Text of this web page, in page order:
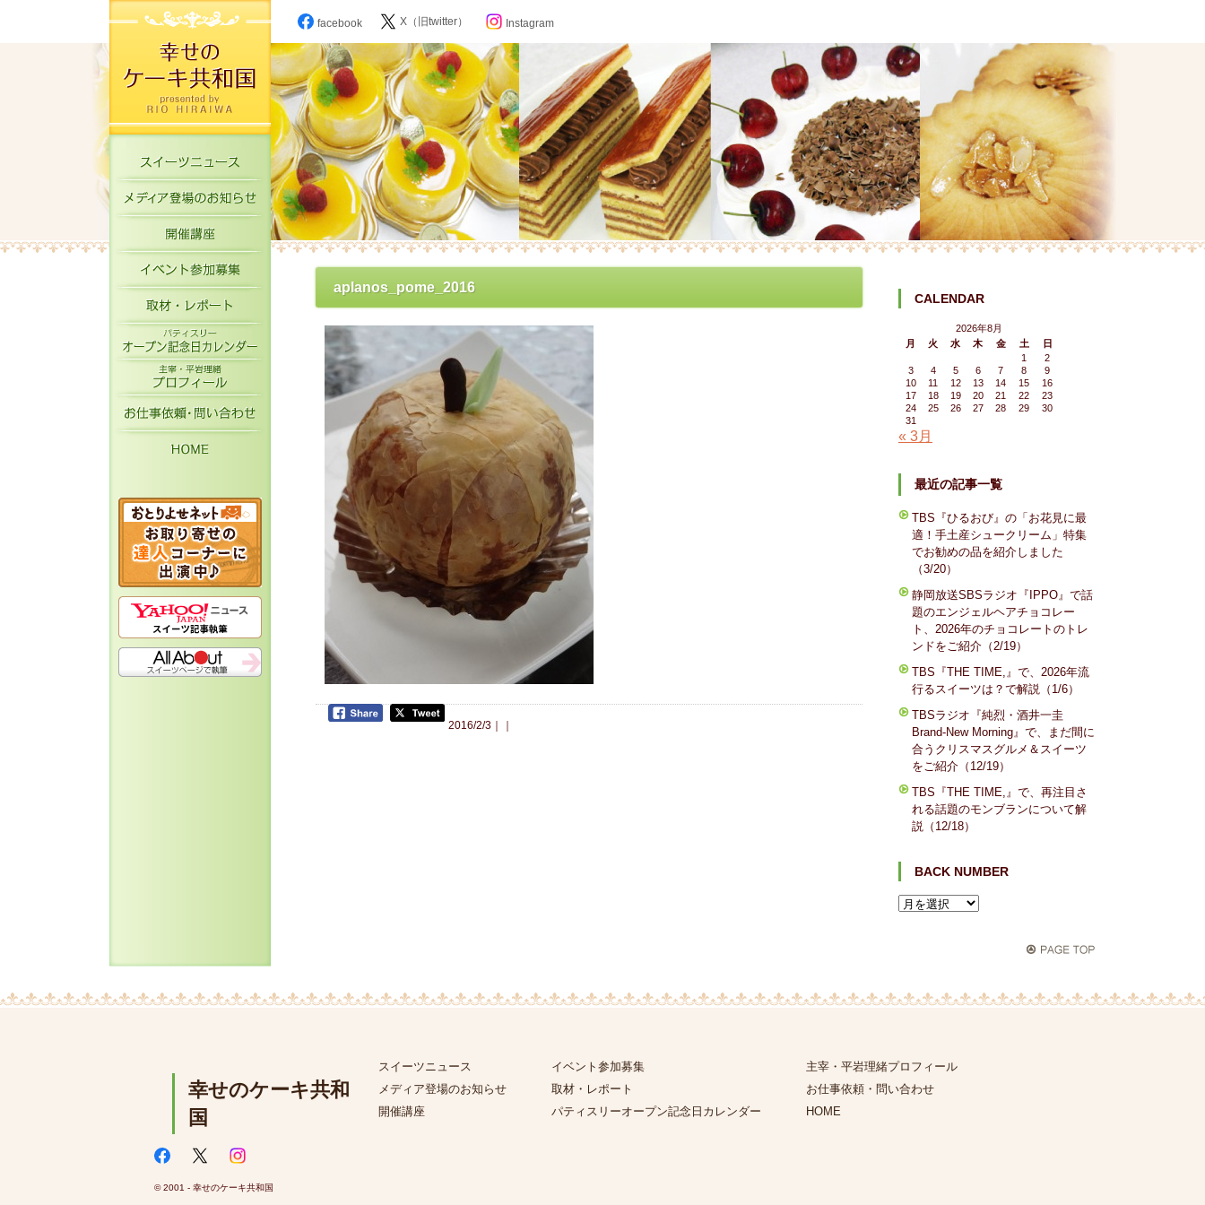
スイーツニュース
メディア登場のお知らせ
開催講座
イベント参加募集
取材・レポート
パティスリーオープン記念日カレンダー
主宰・平岩理緒プロフィール
お仕事依頼・お問い合わせ
facebook X（旧twitter） Instagram
aplanos_pome_2016
2016/2/3｜｜
CALENDAR
2026年8月
月
火 水 木 金 土
日
1
2
3
4 5 6 7 8
9
10
11 12 13 14 15
16
17
18 19 20 21 22
23
24
25 26 27 28 29
30
31
« 3月
最近の記事一覧
TBS『ひるおび』の「お花見に最
適！手土産シュークリーム」特集
でお勧めの品を紹介しました
（3/20）
静岡放送SBSラジオ『IPPO』で話
題のエンジェルヘアチョコレー
ト、2026年のチョコレートのトレ
ンドをご紹介（2/19）
TBS『THE TIME,』で、2026年流
行るスイーツは？で解説（1/6）
TBSラジオ『純烈・酒井一圭
Brand-New Morning』で、まだ間に
合うクリスマスグルメ＆スイーツ
をご紹介（12/19）
TBS『THE TIME,』で、再注目さ
れる話題のモンブランについて解
説（12/18）
BACK NUMBER
幸せのケーキ共和
国
スイーツニュース
メディア登場のお知らせ
開催講座
イベント参加募集
取材・レポート
パティスリーオープン記念日カレンダー
主宰・平岩理緒プロフィール
お仕事依頼・問い合わせ
HOME
© 2001 - 幸せのケーキ共和国